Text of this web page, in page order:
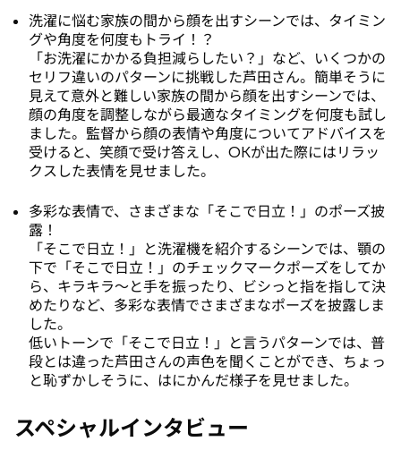
洗濯に悩む家族の間から顔を出すシーンでは、タイミン
グや角度を何度もトライ！？
「お洗濯にかかる負担減らしたい？」など、いくつかの
セリフ違いのパターンに挑戦した芦田さん。簡単そうに
見えて意外と難しい家族の間から顔を出すシーンでは、
顔の角度を調整しながら最適なタイミングを何度も試し
ました。監督から顔の表情や角度についてアドバイスを
受けると、笑顔で受け答えし、OKが出た際にはリラッ
クスした表情を見せました。
多彩な表情で、さまざまな「そこで日立！」のポーズ披
露！
「そこで日立！」と洗濯機を紹介するシーンでは、顎の
下で「そこで日立！」のチェックマークポーズをしてか
ら、キラキラ〜と手を振ったり、ビシっと指を指して決
めたりなど、多彩な表情でさまざまなポーズを披露しま
した。
低いトーンで「そこで日立！」と言うパターンでは、普
段とは違った芦田さんの声色を聞くことができ、ちょっ
と恥ずかしそうに、はにかんだ様子を見せました。
スペシャルインタビュー